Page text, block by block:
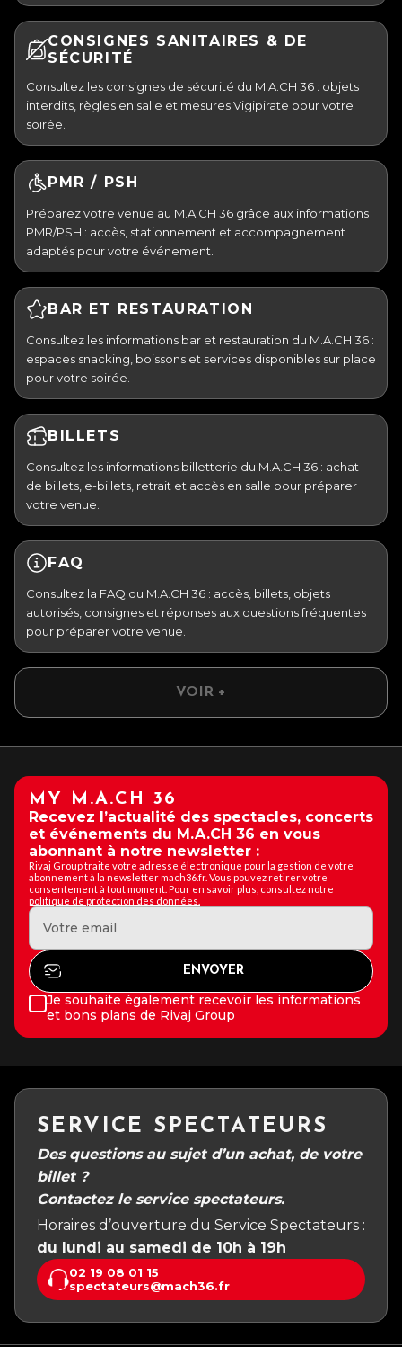
CONSIGNES SANITAIRES & DE
SÉCURITÉ
Consultez les consignes de sécurité du M.A.CH 36 : objets
interdits, règles en salle et mesures Vigipirate pour votre
soirée.
PMR / PSH
Préparez votre venue au M.A.CH 36 grâce aux informations
PMR/PSH : accès, stationnement et accompagnement
adaptés pour votre événement.
BAR ET RESTAURATION
Consultez les informations bar et restauration du M.A.CH 36 :
espaces snacking, boissons et services disponibles sur place
pour votre soirée.
BILLETS
Consultez les informations billetterie du M.A.CH 36 : achat
de billets, e-billets, retrait et accès en salle pour préparer
votre venue.
FAQ
Consultez la FAQ du M.A.CH 36 : accès, billets, objets
autorisés, consignes et réponses aux questions fréquentes
pour préparer votre venue.
VOIR +
MY M.A.CH 36
Recevez l’actualité des spectacles, concerts
et événements du M.A.CH 36 en vous
abonnant à notre newsletter :
Rivaj Group traite votre adresse électronique pour la gestion de votre
abonnement à la newsletter mach36.fr. Vous pouvez retirer votre
consentement à tout moment. Pour en savoir plus, consultez notre
politique de protection des données.
Je souhaite également recevoir les informations
et bons plans de Rivaj Group
SERVICE SPECTATEURS
Des questions au sujet d’un achat, de votre
billet ?
Contactez le service spectateurs.
Horaires d’ouverture du Service Spectateurs :
du lundi au samedi de 10h à 19h
02 19 08 01 15
spectateurs@mach36.fr